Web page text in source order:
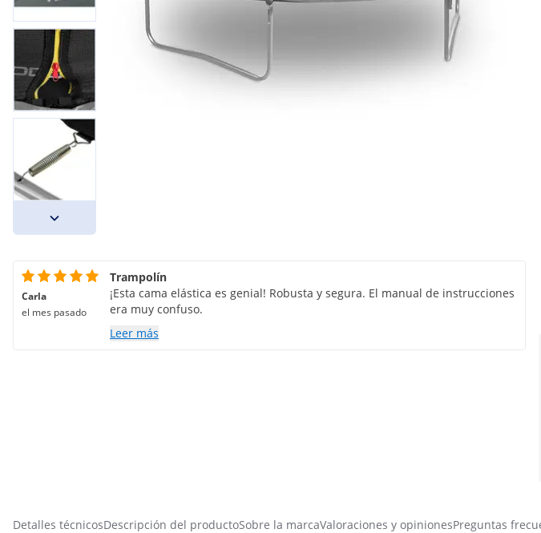
Carla
el mes pasado
Trampolín
¡Esta cama elástica es genial! Robusta y segura. El manual de instrucciones
era muy confuso.
Leer más
Detalles técnicosDescripción del productoSobre la marcaValoraciones y opinionesPreguntas